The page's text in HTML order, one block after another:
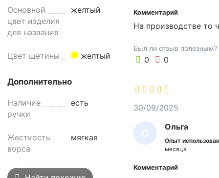
е
с
я
д
л
у
о
р
и
в
о
Основной
цвет изделия
для названия
желтый
Цвет щетины желтый
Дополнительно
Наличие
ручки
есть
Жесткость
ворса
мягкая
А
Комментарий
На производстве то
Был ли отзыв полезным?
0 0
О
Л
Ольга
Опыт
месяца
30/09/2025
Комментарий